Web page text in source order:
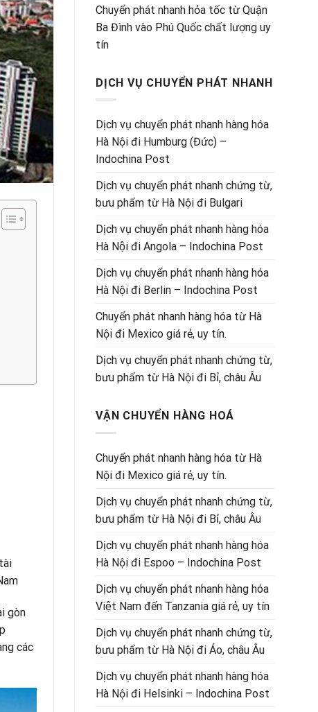
gòn
các
Chuyển phát nhanh hỏa tốc từ Quận
Ba Đình vào Phú Quốc chất lượng uy
tín
DỊCH VỤ CHUYỂN PHÁT NHANH
Dịch vụ chuyển phát nhanh hàng hóa
Hà Nội đi Humburg (Đức) –
Indochina Post
Dịch vụ chuyển phát nhanh chứng từ,
bưu phẩm từ Hà Nội đi Bulgari
Dịch vụ chuyển phát nhanh hàng hóa
Hà Nội đi Angola – Indochina Post
Dịch vụ chuyển phát nhanh hàng hóa
Hà Nội đi Berlin – Indochina Post
Chuyển phát nhanh hàng hóa từ Hà
Nội đi Mexico giá rẻ, uy tín.
Dịch vụ chuyển phát nhanh chứng từ,
bưu phẩm từ Hà Nội đi Bỉ, châu Âu
VẬN CHUYỂN HÀNG HOÁ
Chuyển phát nhanh hàng hóa từ Hà
Nội đi Mexico giá rẻ, uy tín.
Dịch vụ chuyển phát nhanh chứng từ,
bưu phẩm từ Hà Nội đi Bỉ, châu Âu
Dịch vụ chuyển phát nhanh hàng hóa
Hà Nội đi Espoo – Indochina Post
Dịch vụ chuyển phát nhanh hàng hóa
Việt Nam đến Tanzania giá rẻ, uy tín
Dịch vụ chuyển phát nhanh chứng từ,
bưu phẩm từ Hà Nội đi Áo, châu Âu
Dịch vụ chuyển phát nhanh hàng hóa
Hà Nội đi Helsinki – Indochina Post